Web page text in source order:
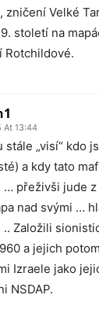
zničení Velké
století na
Rotchildové.
At 13:44
stále „visí“ kdo
a kdy tato
… přeživši jude
nad svými …
.. Založili
a jejich
Izraele jako
NSDAP.